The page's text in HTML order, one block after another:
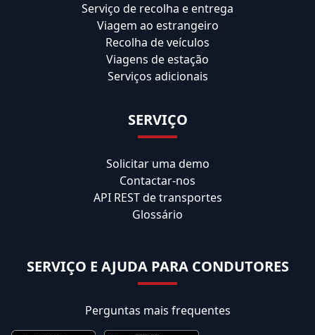
Serviço de recolha e entrega
Viagem ao estrangeiro
Recolha de veículos
Viagens de estação
Serviços adicionais
SERVIÇO
Solicitar uma demo
Contactar-nos
API REST de transportes
Glossário
SERVIÇO E AJUDA PARA CONDUTORES
Perguntas mais frequentes